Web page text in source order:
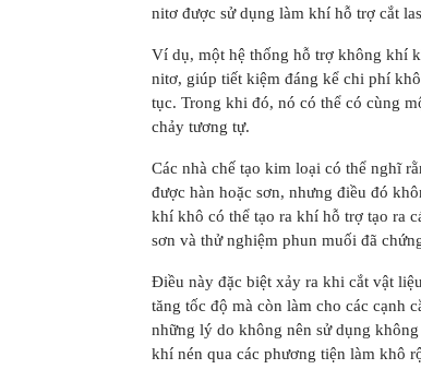
nitơ được sử dụng làm khí hỗ trợ cắt
Ví dụ, một hệ thống hỗ trợ không khí
nitơ, giúp tiết kiệm đáng kể chi phí
tục. Trong khi đó, nó có thể có cùng
chảy tương tự.
Các nhà chế tạo kim loại có thể nghĩ
được hàn hoặc sơn, nhưng điều đó
khí khô có thể tạo ra khí hỗ trợ tạo ra
sơn và thử nghiệm phun muối đã
Điều này đặc biệt xảy ra khi cắt vật
tăng tốc độ mà còn làm cho các cạnh
những lý do không nên sử dụng
khí nén qua các phương tiện làm khô